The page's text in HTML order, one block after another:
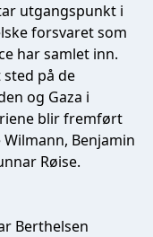
utgangspunkt i
forsvaret som
har samlet inn.
på de
og Gaza i
blir fremført
Benjamin
Røise.
Berthelsen